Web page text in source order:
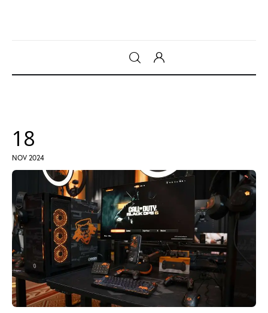
Intrattenimento
Web Log
instagramm
threadstwitter-
x
rss
18
NOV 2024